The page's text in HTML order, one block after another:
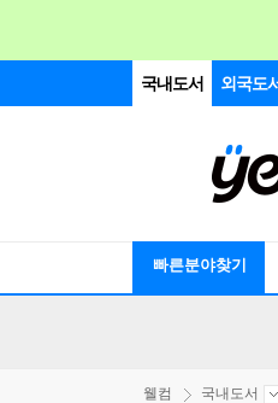
국내도서 외국도
빠른분야찾기
웰컴 국내도서